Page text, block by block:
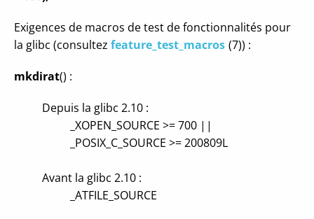
Exigences de macros de test de fonctionnalités pour
la glibc (consultez feature_test_macros (7)) :
mkdirat() :
Depuis la glibc 2.10 :
_XOPEN_SOURCE >= 700 ||
_POSIX_C_SOURCE >= 200809L
Avant la glibc 2.10 :
_ATFILE_SOURCE